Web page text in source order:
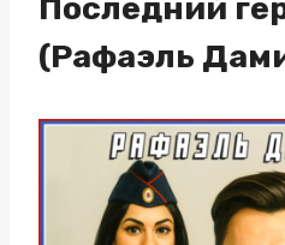
Последний
(Рафаэль